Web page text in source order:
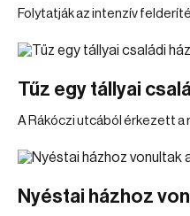
Folytatják az intenzív
Tűz egy tállyai
A Rákóczi utcából érkezett a
Nyéstai házhoz